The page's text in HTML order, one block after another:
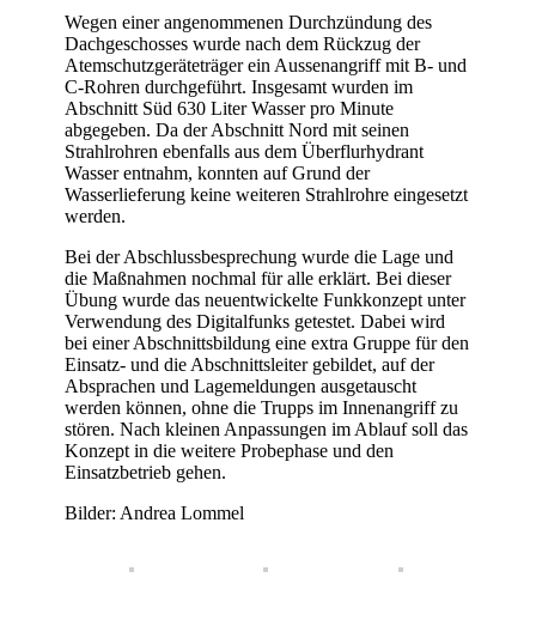
Wegen einer angenommenen Durchzündung des
Dachgeschosses wurde nach dem Rückzug der
Atemschutzgeräteträger ein Aussenangriff mit B- und
C-Rohren durchgeführt. Insgesamt wurden im
Abschnitt Süd 630 Liter Wasser pro Minute
abgegeben. Da der Abschnitt Nord mit seinen
Strahlrohren ebenfalls aus dem Überflurhydrant
Wasser entnahm, konnten auf Grund der
Wasserlieferung keine weiteren Strahlrohre eingesetzt
werden.
Bei der Abschlussbesprechung wurde die Lage und
die Maßnahmen nochmal für alle erklärt. Bei dieser
Übung wurde das neuentwickelte Funkkonzept unter
Verwendung des Digitalfunks getestet. Dabei wird
bei einer Abschnittsbildung eine extra Gruppe für den
Einsatz- und die Abschnittsleiter gebildet, auf der
Absprachen und Lagemeldungen ausgetauscht
werden können, ohne die Trupps im Innenangriff zu
stören. Nach kleinen Anpassungen im Ablauf soll das
Konzept in die weitere Probephase und den
Einsatzbetrieb gehen.
Bilder: Andrea Lommel